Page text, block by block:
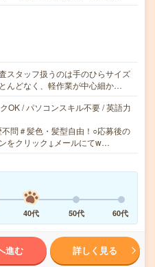
スタッフ扱うのは手のひらサイズ
んどなく、軽作業が中心細か…
OK / パソコンスキル不要 / 英語力
問＃髪色・髪型自由！○応募後の
をクリック↓メールにてw…
40代 50代 60代
進む 詳しく見る